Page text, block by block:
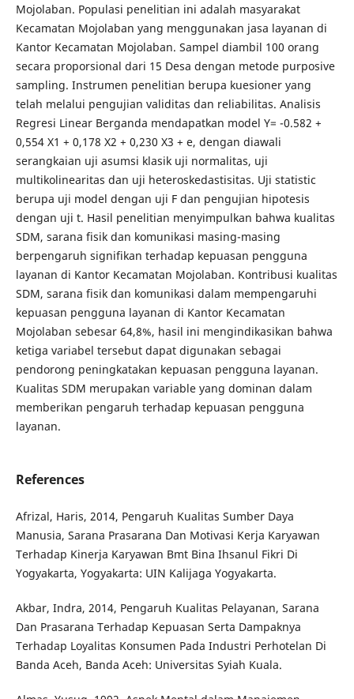
Mojolaban. Populasi penelitian ini adalah masyarakat
Kecamatan Mojolaban yang menggunakan jasa layanan di
Kantor Kecamatan Mojolaban. Sampel diambil 100 orang
secara proporsional dari 15 Desa dengan metode purposive
sampling. Instrumen penelitian berupa kuesioner yang
telah melalui pengujian validitas dan reliabilitas. Analisis
Regresi Linear Berganda mendapatkan model Y= -0.582 +
0,554 X1 + 0,178 X2 + 0,230 X3 + e, dengan diawali
serangkaian uji asumsi klasik uji normalitas, uji
multikolinearitas dan uji heteroskedastisitas. Uji statistic
berupa uji model dengan uji F dan pengujian hipotesis
dengan uji t. Hasil penelitian menyimpulkan bahwa kualitas
SDM, sarana fisik dan komunikasi masing-masing
berpengaruh signifikan terhadap kepuasan pengguna
layanan di Kantor Kecamatan Mojolaban. Kontribusi kualitas
SDM, sarana fisik dan komunikasi dalam mempengaruhi
kepuasan pengguna layanan di Kantor Kecamatan
Mojolaban sebesar 64,8%, hasil ini mengindikasikan bahwa
ketiga variabel tersebut dapat digunakan sebagai
pendorong peningkatakan kepuasan pengguna layanan.
Kualitas SDM merupakan variable yang dominan dalam
memberikan pengaruh terhadap kepuasan pengguna
layanan.
References
Afrizal, Haris, 2014, Pengaruh Kualitas Sumber Daya
Manusia, Sarana Prasarana Dan Motivasi Kerja Karyawan
Terhadap Kinerja Karyawan Bmt Bina Ihsanul Fikri Di
Yogyakarta, Yogyakarta: UIN Kalijaga Yogyakarta.
Akbar, Indra, 2014, Pengaruh Kualitas Pelayanan, Sarana
Dan Prasarana Terhadap Kepuasan Serta Dampaknya
Terhadap Loyalitas Konsumen Pada Industri Perhotelan Di
Banda Aceh, Banda Aceh: Universitas Syiah Kuala.